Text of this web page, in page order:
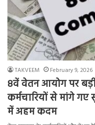
TAKVEEM February 9, 2026
8वें वेतन आयोग पर
कर्मचारियों से मांगे
में अहम कदम